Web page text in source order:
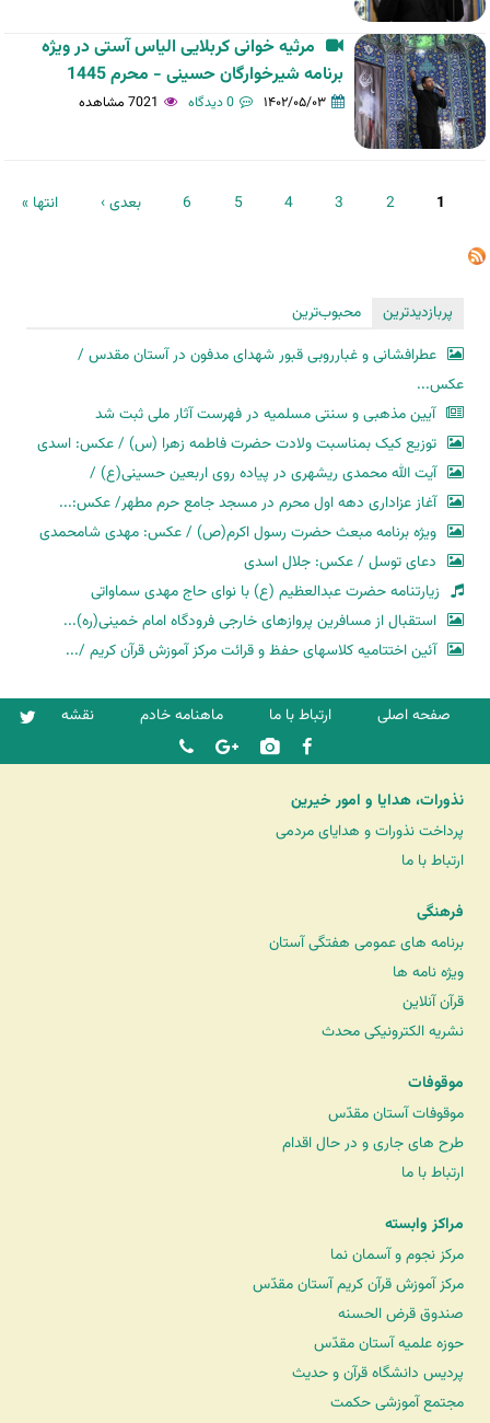
مرثیه خوانی کربلایی الیاس آستی در ویژه
برنامه شیرخوارگان حسینی - محرم 1445
۱۴۰۲/۰۵/۰۳ 0 دیدگاه 7021 مشاهده
صفحه‌ها
1
2
3
4
5
6 بعدی › انتها »
پربازدیدترین
محبوب‌ترین
عطرافشانی و غبارروبی قبور شهدای مدفون در آستان مقدس /
عکس...
آیین مذهبی و سنتی مسلمیه در فهرست آثار ملی ثبت شد
توزیع کیک بمناسبت ولادت حضرت فاطمه زهرا (س) / عکس: اسدی
آیت الله محمدی ریشهری در پیاده روی اربعین حسینی(ع) /
آغاز عزاداری دهه اول محرم در مسجد جامع حرم مطهر/ عکس:...
ویژه برنامه مبعث حضرت رسول اکرم(ص) / عکس: مهدی شامحمدی
دعای توسل / عکس: جلال اسدی
زیارتنامه حضرت عبدالعظیم (ع) با نوای حاج مهدی سماواتی
استقبال از مسافرین پروازهای خارجی فرودگاه امام خمینی(ره)...
آئین اختتامیه کلاسهای حفظ و قرائت مرکز آموزش قرآن کریم /...
صفحه اصلی ارتباط با ما ماهنامه خادم نقشه
نذورات، هدایا و امور خیرین
پرداخت نذورات و هدایای مردمی
ارتباط با ما
فرهنگی
برنامه های عمومی هفتگی آستان
ویژه نامه ها
قرآن آنلاین
نشریه الکترونیکی محدث
موقوفات
موقوفات آستان مقدّس
طرح های جاری و در حال اقدام
ارتباط با ما
مراکز وابسته
مرکز نجوم و آسمان نما
مرکز آموزش قرآن کریم آستان مقدّس
صندوق قرض الحسنه
حوزه علمیه آستان مقدّس
پردیس دانشگاه قرآن و حدیث
مجتمع آموزشی حکمت